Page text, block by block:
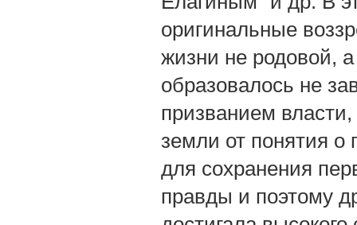
оригинальные
жизни не родовой,
образовалось не
призванием власти,
земли от понятия о
для сохранения
правды и поэтому